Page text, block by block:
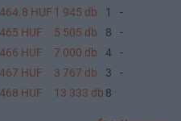
464.8 HUF 1 945 db 1
-
465 HUF
5 505 db 8
-
466 HUF
7 000 db 4 -
467 HUF
3 767 db 3
-
468 HUF
13 333 db 8